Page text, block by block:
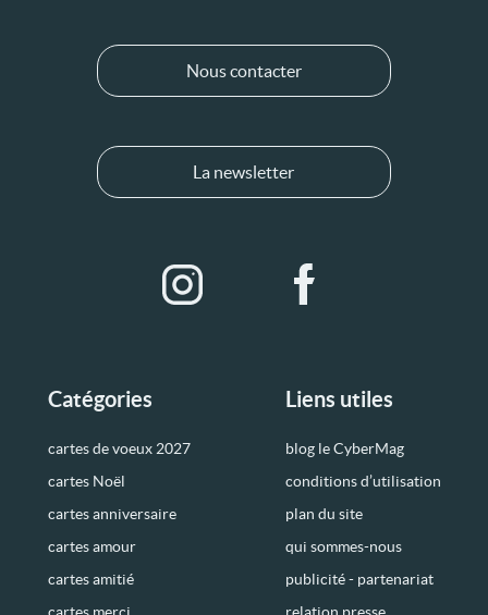
Catégories
cartes de voeux 2027
cartes Noël
cartes anniversaire
cartes amour
cartes amitié
Liens utiles
blog le CyberMag
conditions d’utilisation
plan du site
qui sommes-nous
publicité - partenariat
Nous contacter
La newsletter